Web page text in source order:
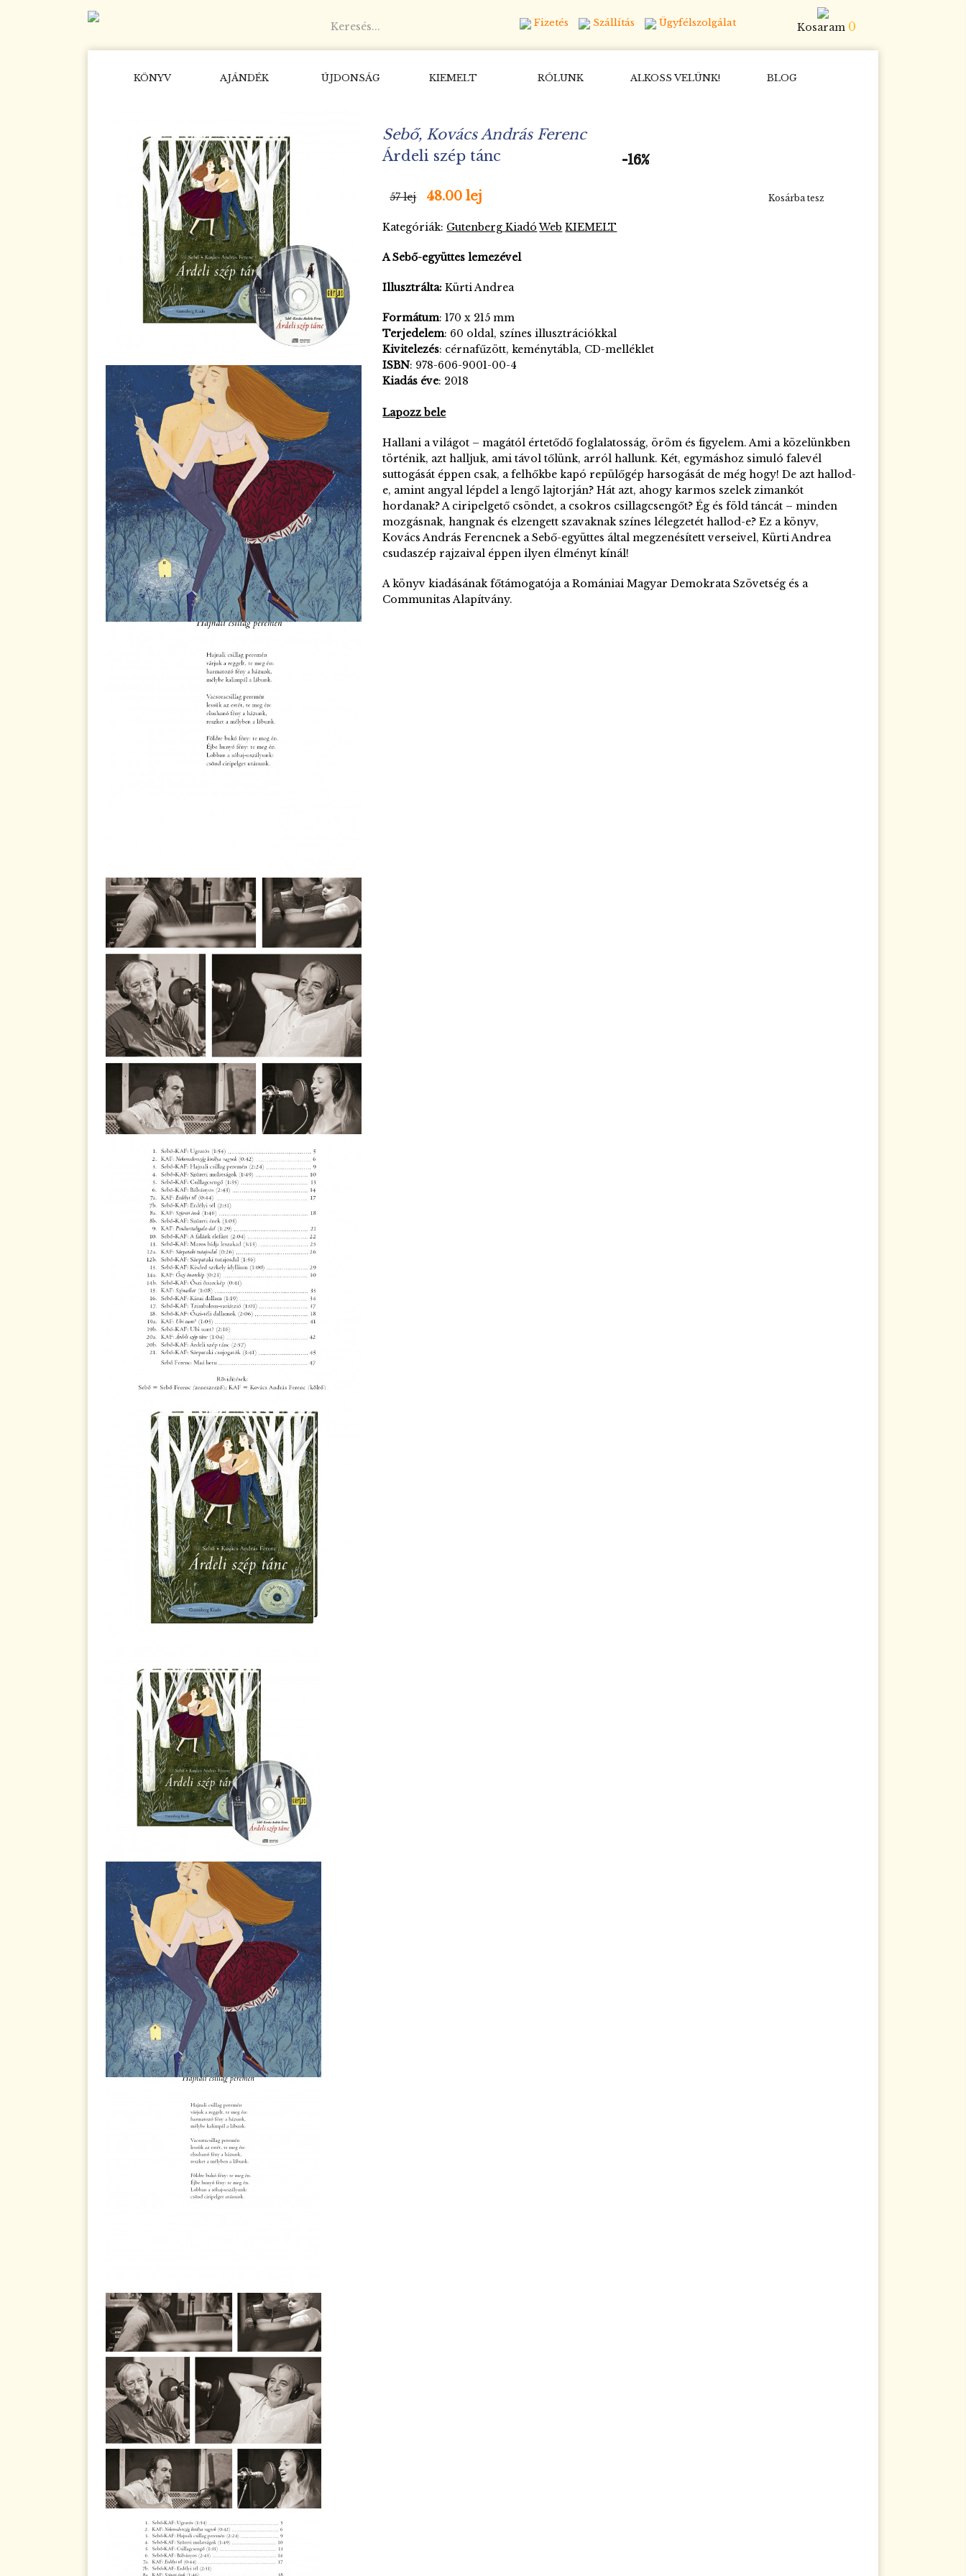
Fizetés Szállítás Ügyfélszolgálat Kosaram 0
KÖNYV AJÁNDÉK ÚJDONSÁG KIEMELT RÓLUNK ALKOSS VELÜNK! BLOG
-16%
-16%
-16%
-16%
-16%
-16%
Sebő, Kovács András Ferenc
Árdeli szép tánc
57 lej 48.00 lej Kosárba tesz
Kategóriák: Gutenberg Kiadó Web KIEMELT
A Sebő-együttes lemezével
Illusztrálta: Kürti Andrea
Formátum: 170 x 215 mm
Terjedelem: 60 oldal, színes illusztrációkkal
Kivitelezés: cérnafűzött, keménytábla, CD-melléklet
ISBN: 978-606-9001-00-4
Kiadás éve: 2018
Lapozz bele
Hallani a világot – magától értetődő foglalatosság, öröm és figyelem. Ami a közelünkben
történik, azt halljuk, ami távol tőlünk, arról hallunk. Két, egymáshoz simuló falevél
suttogását éppen csak, a felhőkbe kapó repülőgép harsogását de még hogy! De azt hallod-
e, amint angyal lépdel a lengő lajtorján? Hát azt, ahogy karmos szelek zimankót
hordanak? A ciripelgető csöndet, a csokros csillagcsengőt? Ég és föld táncát – minden
mozgásnak, hangnak és elzengett szavaknak színes lélegzetét hallod-e? Ez a könyv,
Kovács András Ferencnek a Sebő-együttes által megzenésített verseivel, Kürti Andrea
csudaszép rajzaival éppen ilyen élményt kínál!
A könyv kiadásának főtámogatója a Romániai Magyar Demokrata Szövetség és a
Communitas Alapítvány.